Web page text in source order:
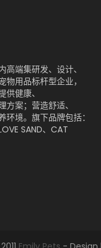
高端集研发、设计、
物用品标杆型企业，
供健康、
方案；营造舒适、
环境。旗下品牌包括：
SAND、CAT